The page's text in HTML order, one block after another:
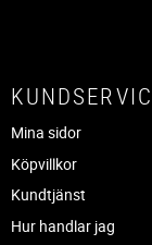
Mina sidor
Köpvillkor
Kundtjänst
Hur handlar jag